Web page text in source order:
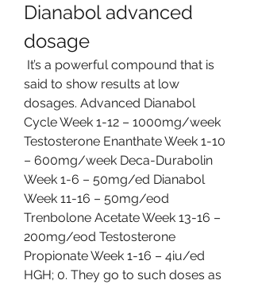
Dianabol advanced
dosage
said to show results at low
dosages. Advanced Dianabol
Cycle Week 1-12 – 1000mg/week
Testosterone Enanthate Week 1-10
– 600mg/week Deca-Durabolin
Week 1-6 – 50mg/ed Dianabol
Week 11-16 – 50mg/eod
Trenbolone Acetate Week 13-16 –
200mg/eod Testosterone
Propionate Week 1-16 – 4iu/ed
HGH; 0. They go to such doses as